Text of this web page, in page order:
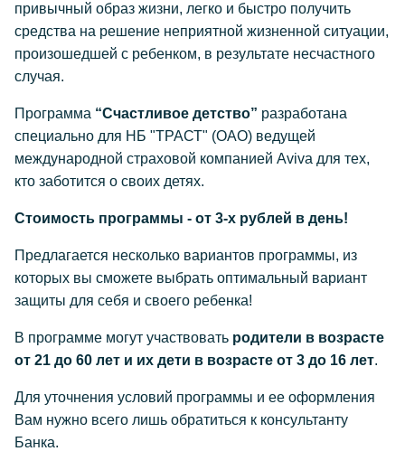
привычный образ жизни, легко и быстро получить
средства на решение неприятной жизненной ситуации,
произошедшей с ребенком, в результате несчастного
случая.
Программа “Счастливое детство” разработана
специально для НБ "ТРАСТ" (ОАО) ведущей
международной страховой компанией Aviva для тех,
кто заботится о своих детях.
Стоимость программы - от 3-х рублей в день!
Предлагается несколько вариантов программы, из
которых вы сможете выбрать оптимальный вариант
защиты для себя и своего ребенка!
В программе могут участвовать родители в возрасте
от 21 до 60 лет и их дети в возрасте от 3 до 16 лет.
Для уточнения условий программы и ее оформления
Вам нужно всего лишь обратиться к консультанту
Банка.